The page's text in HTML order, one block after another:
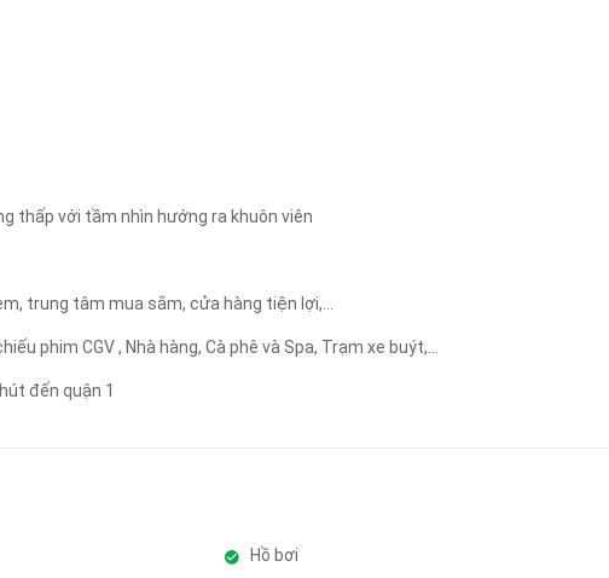
thấp với tầm nhìn hướng ra khuôn viên
trung tâm mua sắm, cửa hàng tiện lợi,...
phim CGV , Nhà hàng, Cà phê và Spa, Trạm xe buýt,...
đến quận 1
Hồ bơi